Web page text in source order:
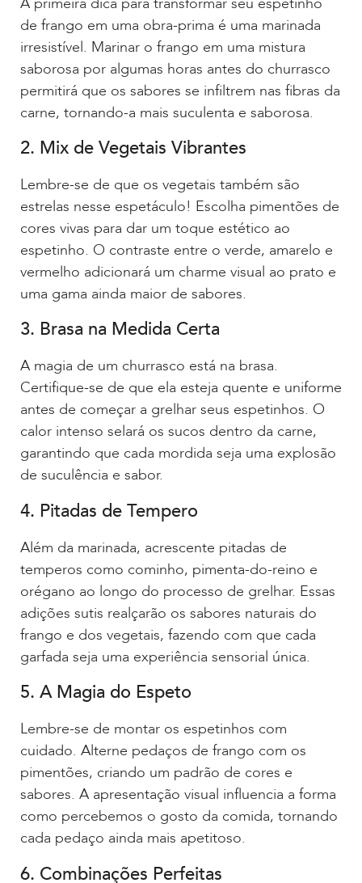
de frango em uma obra-prima é uma marinada
irresistível. Marinar o frango em uma mistura
saborosa por algumas horas antes do churrasco
permitirá que os sabores se infiltrem nas fibras da
carne, tornando-a mais suculenta e saborosa.
2. Mix de Vegetais Vibrantes
Lembre-se de que os vegetais também são
estrelas nesse espetáculo! Escolha pimentões de
cores vivas para dar um toque estético ao
espetinho. O contraste entre o verde, amarelo e
vermelho adicionará um charme visual ao prato e
uma gama ainda maior de sabores.
3. Brasa na Medida Certa
A magia de um churrasco está na brasa.
Certifique-se de que ela esteja quente e uniforme
antes de começar a grelhar seus espetinhos. O
calor intenso selará os sucos dentro da carne,
garantindo que cada mordida seja uma explosão
de suculência e sabor.
4. Pitadas de Tempero
Além da marinada, acrescente pitadas de
temperos como cominho, pimenta-do-reino e
orégano ao longo do processo de grelhar. Essas
adições sutis realçarão os sabores naturais do
frango e dos vegetais, fazendo com que cada
garfada seja uma experiência sensorial única.
5. A Magia do Espeto
Lembre-se de montar os espetinhos com
cuidado. Alterne pedaços de frango com os
pimentões, criando um padrão de cores e
sabores. A apresentação visual influencia a forma
como percebemos o gosto da comida, tornando
cada pedaço ainda mais apetitoso.
6. Combinações Perfeitas